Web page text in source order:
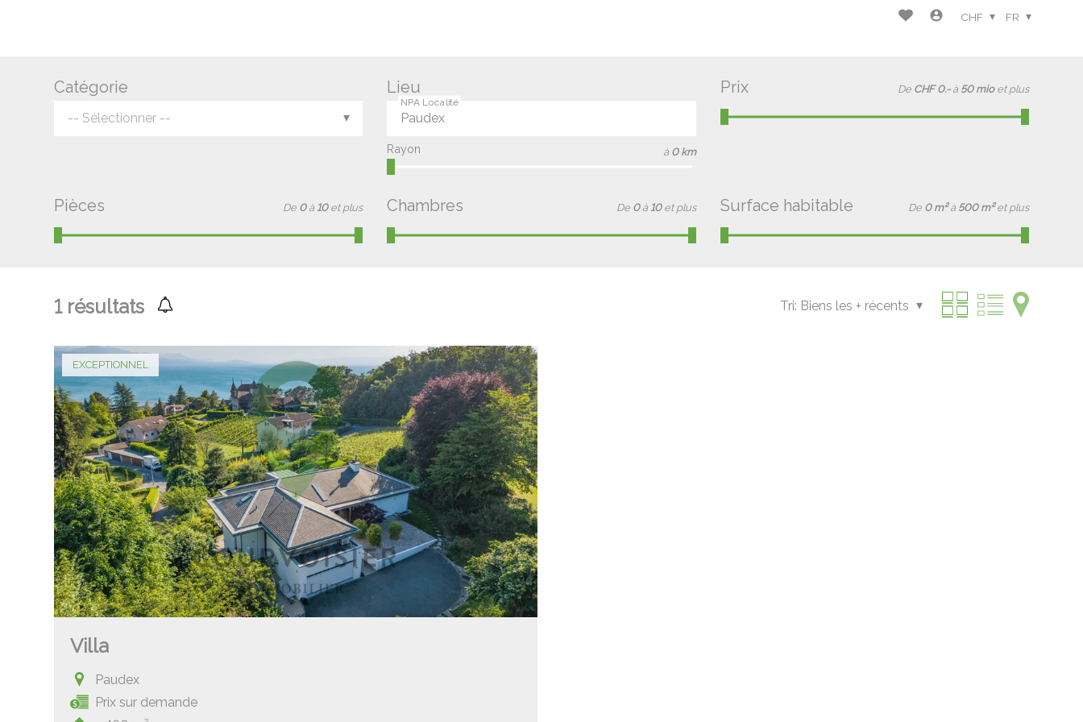
CHF FR
Catégorie
-- Sélectionner --
Lieu
NPA Localité
Rayon à 0 km
Prix De CHF 0.- à 50 mio et plus
Pièces De 0 à 10 et plus Chambres De 0 à 10 et plus Surface habitable De 0 m² à 500 m² et plus
1résultats Tri: Biens les + récents
EXCEPTIONNEL
Villa
Paudex
Prix sur demande